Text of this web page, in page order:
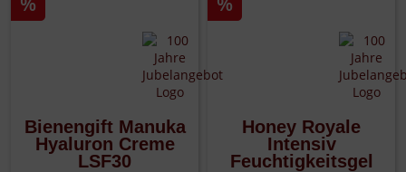
Bienengift Manuka
Hyaluron Creme
LSF30
Honey Royale
Intensiv
Feuchtigkeitsgel